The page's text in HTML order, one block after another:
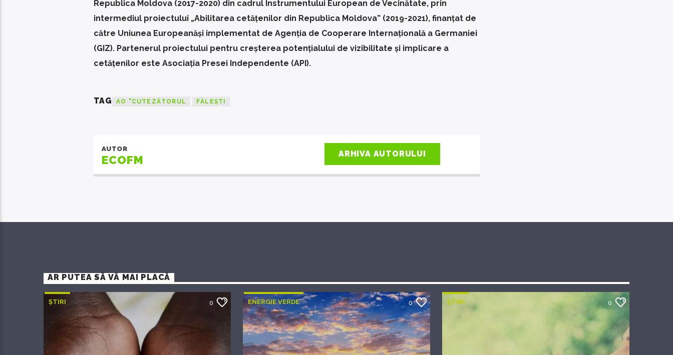
Republica Moldova (2017-2020) din cadrul Instrumentului European de Vecinătate, prin
intermediul proiectului „Abilitarea cetățenilor din Republica Moldova” (2019-2021), finanțat de
către Uniunea Europeanăși implementat de Agenția de Cooperare Internațională a Germaniei
(GIZ). Partenerul proiectului pentru creșterea potențialului de vizibilitate și implicare a
cetățenilor este Asociația Presei Independente (API).
TAG AO "CUTEZĂTORUL FĂLEȘTI
AUTOR
ECOFM ARHIVA AUTORULUI
AR PUTEA SĂ VĂ MAI PLACĂ
ȘTIRI 0 ENERGIE VERDE 0 ȘTIRI 0